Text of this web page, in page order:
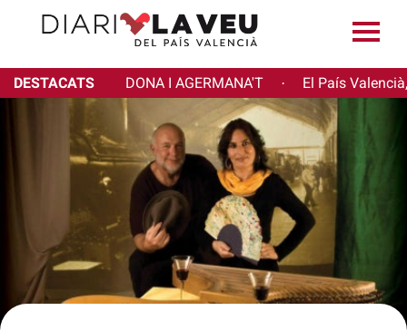
DESTACATS DONA I AGERMANA'T · El País